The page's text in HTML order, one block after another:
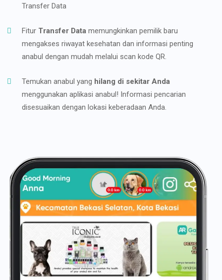
Transfer Data
Fitur Transfer Data memungkinkan pemilik baru
mengakses riwayat kesehatan dan informasi penting
anabul dengan mudah melalui scan kode QR.
Temukan anabul yang hilang di sekitar Anda
menggunakan aplikasi anabul! Informasi pencarian
disesuaikan dengan lokasi keberadaan Anda.